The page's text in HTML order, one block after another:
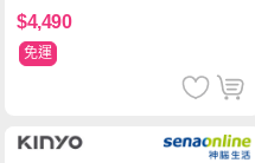
$4,490
免運